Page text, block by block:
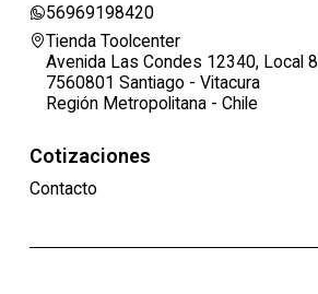
56969198420
Tienda Toolcenter
Avenida Las Condes 12340, Local 8
7560801 Santiago - Vitacura
Región Metropolitana - Chile
Cotizaciones
Contacto